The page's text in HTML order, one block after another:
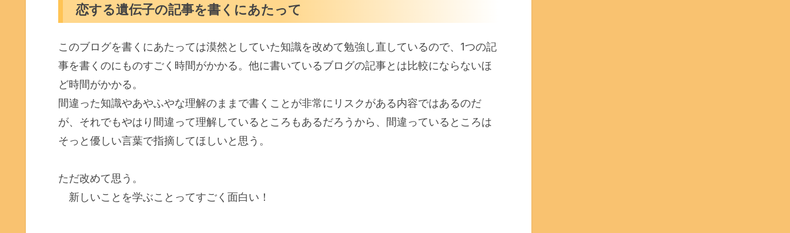
恋する遺伝子の記事を書くにあたって
このブログを書くにあたっては漠然としていた知識を改めて勉強し直しているので、1つの記
事を書くのにものすごく時間がかかる。他に書いているブログの記事とは比較にならないほ
ど時間がかかる。
間違った知識やあやふやな理解のままで書くことが非常にリスクがある内容ではあるのだ
が、それでもやはり間違って理解しているところもあるだろうから、間違っているところは
そっと優しい言葉で指摘してほしいと思う。
ただ改めて思う。
新しいことを学ぶことってすごく面白い！